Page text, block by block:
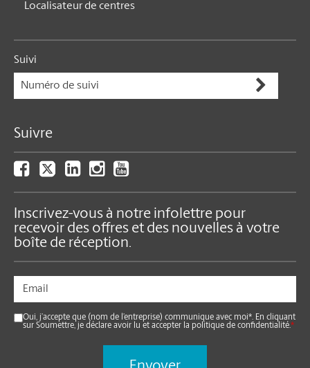
Localisateur de centres
Suivi
Suivre
Inscrivez-vous à notre infolettre pour
recevoir des offres et des nouvelles à votre
boîte de réception.
Oui, j’accepte que (nom de l’entreprise) communique avec moi*. En cliquant
sur Soumettre, je déclare avoir lu et accepter la politique de confidentialité.*